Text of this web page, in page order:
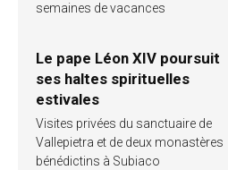
semaines de vacances
Le pape Léon XIV poursuit
ses haltes spirituelles
estivales
Visites privées du sanctuaire de
Vallepietra et de deux monastères
bénédictins à Subiaco